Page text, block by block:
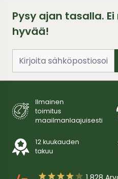
Pysy ajan tasalla.
hyvää!
Ilmainen
toimitus
maailmanlaajuisesti
12 kuukauden
takuu
    